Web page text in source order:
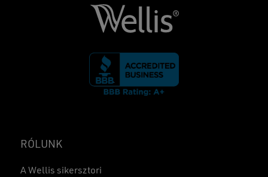
RÓLUNK
A Wellis sikersztori